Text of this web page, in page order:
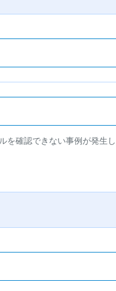
を確認できない事例が発生